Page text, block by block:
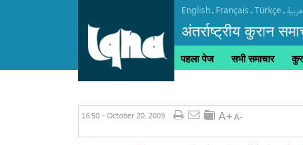
English. Français.Türkçe.
अंतर्राष्ट्रीय कुरान
पहला पेज सभी समाचार
16:50 - October 20, 2009